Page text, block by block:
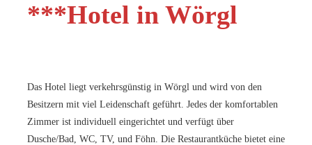
***Hotel in Wörgl
Das Hotel liegt verkehrsgünstig in Wörgl und wird von den
Besitzern mit viel Leidenschaft geführt. Jedes der komfortablen
Zimmer ist individuell eingerichtet und verfügt über
Dusche/Bad, WC, TV, und Föhn. Die Restaurantküche bietet eine